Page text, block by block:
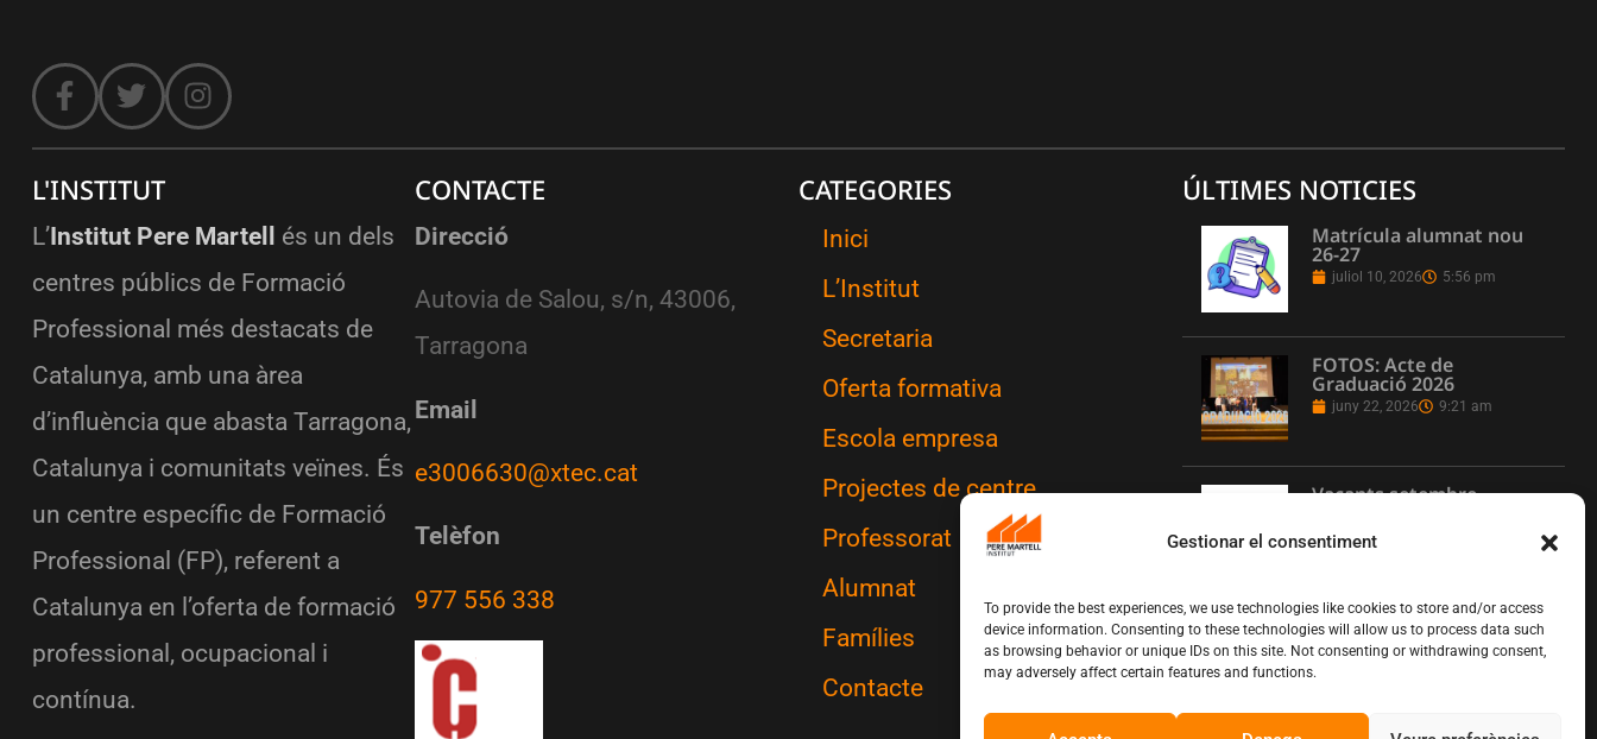
Gestionar el consentiment
To provide the best experiences, we use technologies like cookies to store and/or access
device information. Consenting to these technologies will allow us to process data such
as browsing behavior or unique IDs on this site. Not consenting or withdrawing consent,
may adversely affect certain features and functions.
L'INSTITUT
L’Institut Pere Martell
és un dels
centres públics de Formació
Professional més destacats de
Catalunya, amb una àrea
d’influència que abasta Tarragona,
Catalunya i comunitats veïnes. És
un centre específic de Formació
Professional (FP), referent a
Catalunya en l’oferta de formació
professional, ocupacional i
contínua.
CONTACTE
Direcció
Autovia de Salou, s/n, 43006,
Tarragona
Email
e3006630@xtec.cat
Telèfon
977 556 338
CATEGORIES
Inici
L’Institut
Secretaria
Oferta formativa
Escola empresa
Projectes de centre
Professorat
Alumnat
Famílies
Contacte
ÚLTIMES NOTICIES
Matrícula alumnat nou
26-27
juliol 10, 2026 5:56 pm
FOTOS: Acte de
Graduació 2026
juny 22, 2026 9:21 am
Vacants setembre
L’Institut Pere Martell
executa un projecte de
realització multicàmera
en remot